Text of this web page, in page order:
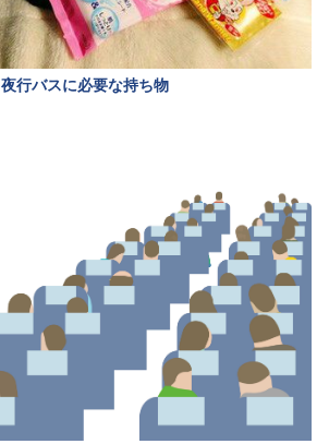
夜行バスに必要な持ち物